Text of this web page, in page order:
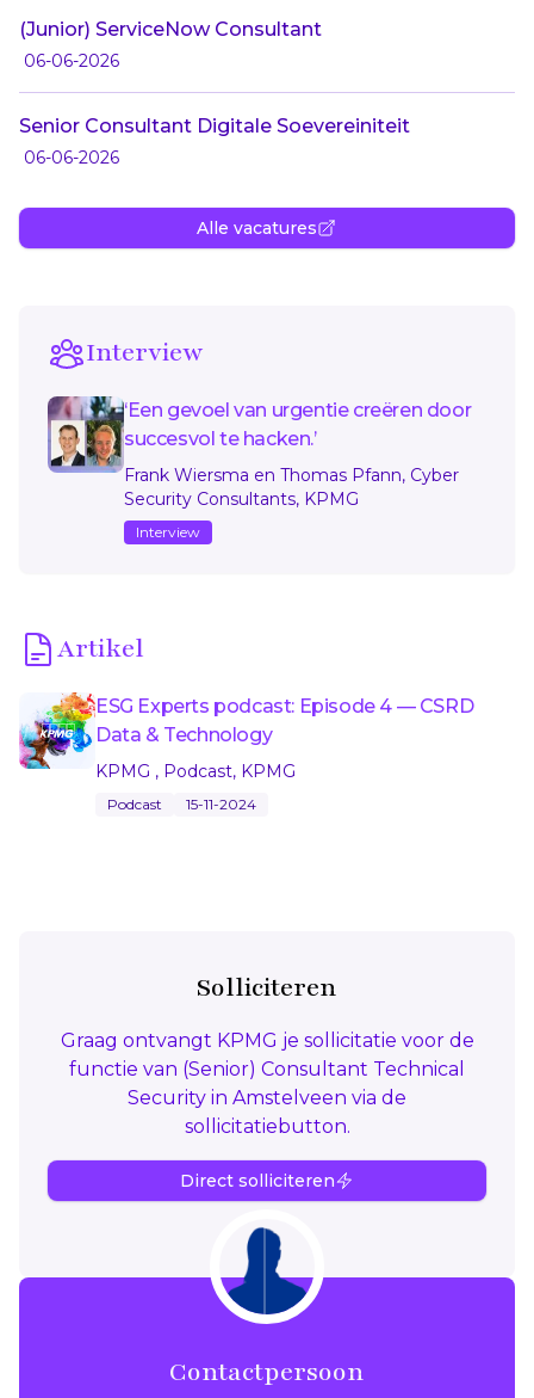
(Junior) ServiceNow Consultant
06-06-2026
Senior Consultant Digitale Soevereiniteit
06-06-2026
Alle vacatures
Interview
‘Een gevoel van urgentie creëren door
succesvol te hacken.’
Frank Wiersma en Thomas Pfann, Cyber
Security Consultants, KPMG
Interview
Artikel
ESG Experts podcast: Episode 4 — CSRD
Data & Technology
KPMG , Podcast, KPMG
Podcast 15-11-2024
Solliciteren
Graag ontvangt KPMG je sollicitatie voor de
functie van (Senior) Consultant Technical
Security in Amstelveen via de
sollicitatiebutton.
Direct solliciteren
Contactpersoon